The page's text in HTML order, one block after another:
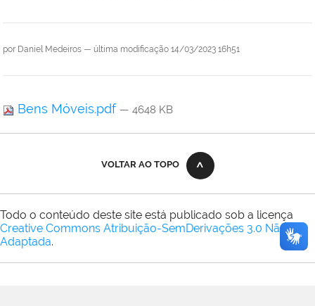
por Daniel Medeiros — última modificação 14/03/2023 16h51
Bens Móveis.pdf — 4648 KB
VOLTAR AO TOPO
Todo o conteúdo deste site está publicado sob a licença
Creative Commons Atribuição-SemDerivações 3.0 Não
Adaptada.